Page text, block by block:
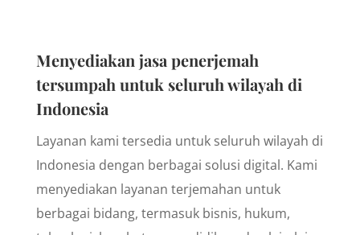
Menyediakan jasa penerjemah
tersumpah untuk seluruh wilayah di
Indonesia
Layanan kami tersedia untuk seluruh wilayah di
Indonesia dengan berbagai solusi digital. Kami
menyediakan layanan terjemahan untuk
berbagai bidang, termasuk bisnis, hukum,